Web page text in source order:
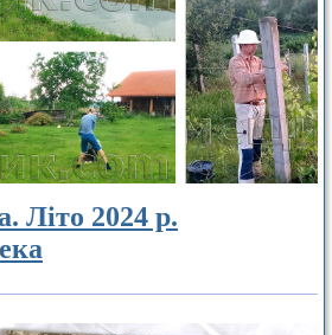
Літо 2024 р.